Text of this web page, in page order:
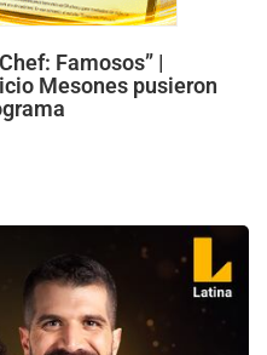
Famosos” |
Mesones pusieron